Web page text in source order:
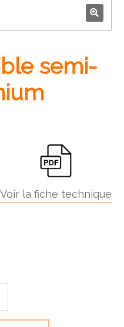
🔍
semi-
Voir la fiche technique